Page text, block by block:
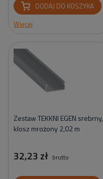
DODAJ DO KOSZYKA
Więcej
Zestaw TEKKNI EGEN srebrny,
klosz mrożony 2,02 m
32,23 zł brutto